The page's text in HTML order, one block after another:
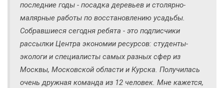
последние годы - посадка деревьев и столярно-
малярные работы по восстановлению усадьбы.
Собравшиеся сегодня ребята - это подписчики
рассылки Центра экономии ресурсов: студенты-
экологи и специалисты самых разных сфер из
Москвы, Московской области и Курска. Получилась
очень дружная команда из 12 человек. Мне кажется,